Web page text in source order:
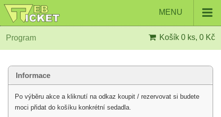
MENU
Program Košík 0 ks, 0 Kč
Informace
Po výběru akce a kliknutí na odkaz koupit / rezervovat si budete
moci přidat do košíku konkrétní sedadla.